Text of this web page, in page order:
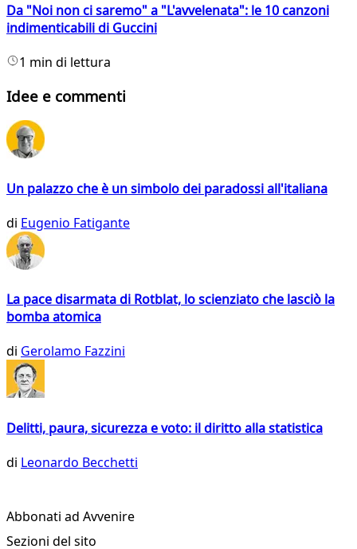
Da "Noi non ci saremo" a "L'avvelenata": le 10 canzoni
indimenticabili di Guccini
1 min di lettura
Idee e commenti
Un palazzo che è un simbolo dei paradossi all'italiana
di Eugenio Fatigante
La pace disarmata di Rotblat, lo scienziato che lasciò la
bomba atomica
di Gerolamo Fazzini
Delitti, paura, sicurezza e voto: il diritto alla statistica
di Leonardo Becchetti
Abbonati ad Avvenire
Sezioni del sito